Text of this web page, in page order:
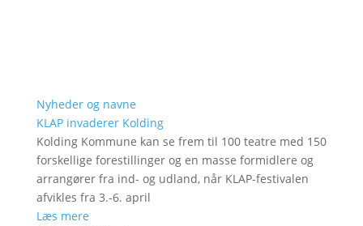
Nyheder og navne
KLAP invaderer Kolding
Kolding Kommune kan se frem til 100 teatre med 150
forskellige forestillinger og en masse formidlere og
arrangører fra ind- og udland, når KLAP-festivalen
afvikles fra 3.-6. april
Læs mere